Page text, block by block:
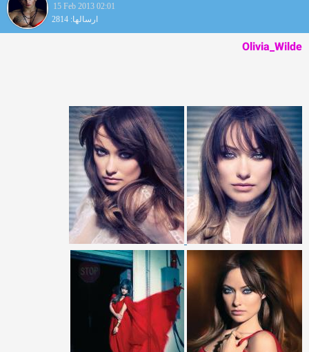
15 Feb 2013 02:01
ارسالها: 2814
Olivia_Wilde